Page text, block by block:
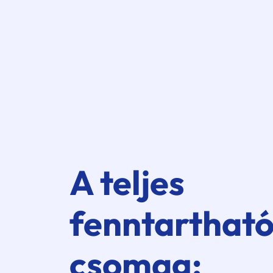
A teljes